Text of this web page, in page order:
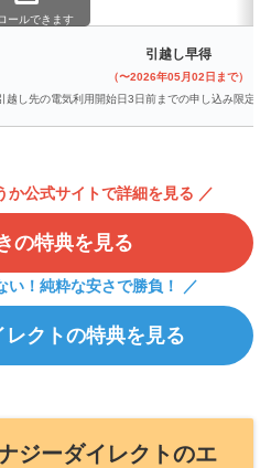
引越し早得
（〜2026年05月02日まで）
越し先の電気利用開始日3日前までの申し込み限定
ールできます
か公式サイトで詳細を見る ／
の特典を見る
い！純粋な安さで勝負！ ／
クトの特典を見る
ジーダイレクトのエ